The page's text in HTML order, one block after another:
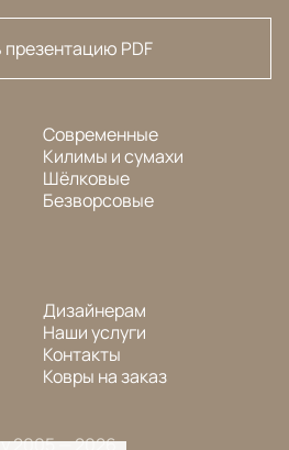
презентацию PDF
Современные
Килимы и сумахи
Шёлковые
Безворсовые
Дизайнерам
Наши услуги
Контакты
Ковры на заказ
2005 — 2026